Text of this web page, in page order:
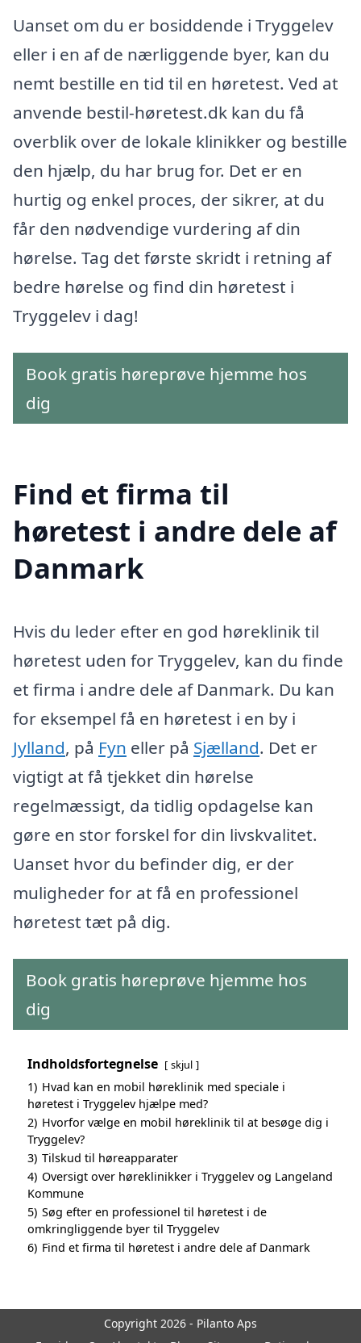
Uanset om du er bosiddende i Tryggelev
eller i en af de nærliggende byer, kan du
nemt bestille en tid til en høretest. Ved at
anvende bestil-høretest.dk kan du få
overblik over de lokale klinikker og bestille
den hjælp, du har brug for. Det er en
hurtig og enkel proces, der sikrer, at du
får den nødvendige vurdering af din
hørelse. Tag det første skridt i retning af
bedre hørelse og find din høretest i
Tryggelev i dag!
Book gratis høreprøve hjemme hos
dig
Find et firma til
høretest i andre dele af
Danmark
Hvis du leder efter en god høreklinik til
høretest uden for Tryggelev, kan du finde
et firma i andre dele af Danmark. Du kan
for eksempel få en høretest i en by i
Jylland, på Fyn eller på Sjælland. Det er
vigtigt at få tjekket din hørelse
regelmæssigt, da tidlig opdagelse kan
gøre en stor forskel for din livskvalitet.
Uanset hvor du befinder dig, er der
muligheder for at få en professionel
høretest tæt på dig.
Book gratis høreprøve hjemme hos
dig
Indholdsfortegnelse skjul
1) Hvad kan en mobil høreklinik med speciale i
høretest i Tryggelev hjælpe med?
2) Hvorfor vælge en mobil høreklinik til at besøge dig i
Tryggelev?
3) Tilskud til høreapparater
4) Oversigt over høreklinikker i Tryggelev og Langeland
Kommune
5) Søg efter en professionel til høretest i de
omkringliggende byer til Tryggelev
6) Find et firma til høretest i andre dele af Danmark
Copyright 2026 - Pilanto Aps